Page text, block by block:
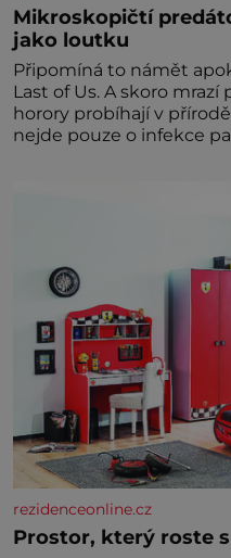
Mikroskopičtí
jako loutku
Připomíná to námět
Last of Us. A skoro
horory probíhají v
nejde pouze o infekce
zombie není nic
rezidenceonline.cz
Prostor, který roste